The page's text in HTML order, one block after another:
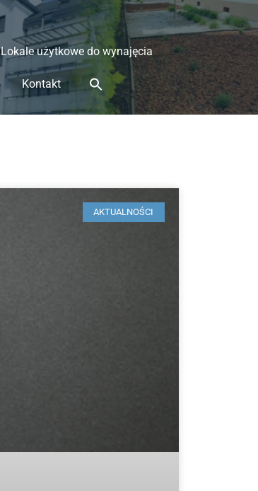
Lokale użytkowe do wynajęcia
Kontakt
AKTUALNOŚCI